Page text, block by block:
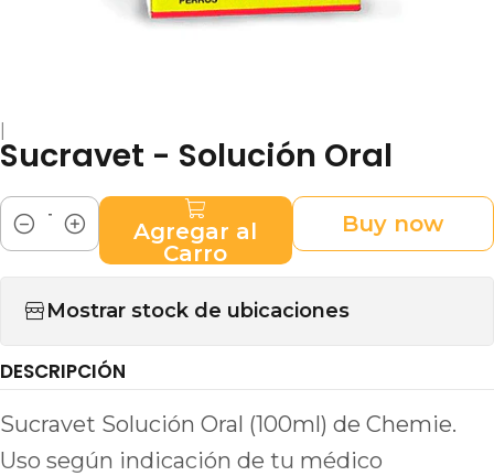
Sucravet - Solución Oral
Cantidad
Agregar al
Carro
Buy now
Mostrar stock de ubicaciones
DESCRIPCIÓN
Sucravet Solución Oral (100ml) de Chemie.
Uso según indicación de tu médico